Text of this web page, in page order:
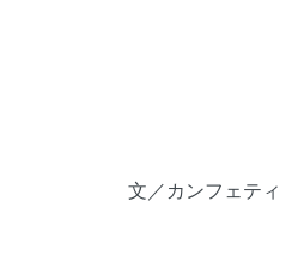
文／カンフェテ